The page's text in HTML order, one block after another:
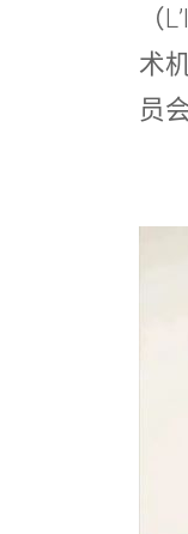
（
术
员